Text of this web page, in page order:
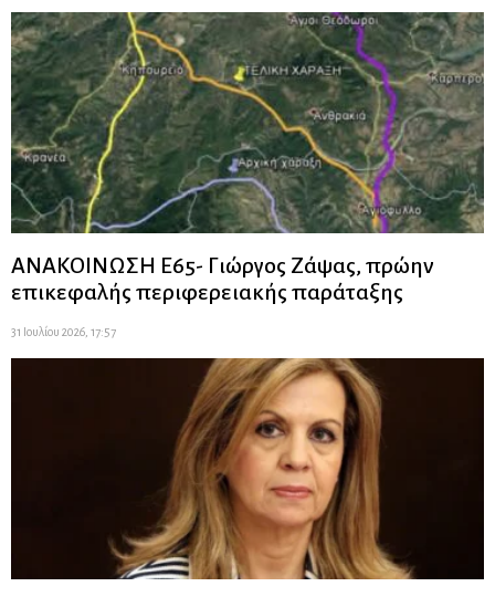
ΑΝΑΚΟΙΝΩΣΗ Ε65- Γιώργος Ζάψας, πρώην
επικεφαλής περιφερειακής παράταξης
31 Ιουλίου 2026, 17:57